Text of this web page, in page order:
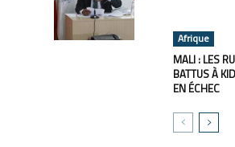
Afrique
MALI : LES
BATTUS À
EN ÉCHEC